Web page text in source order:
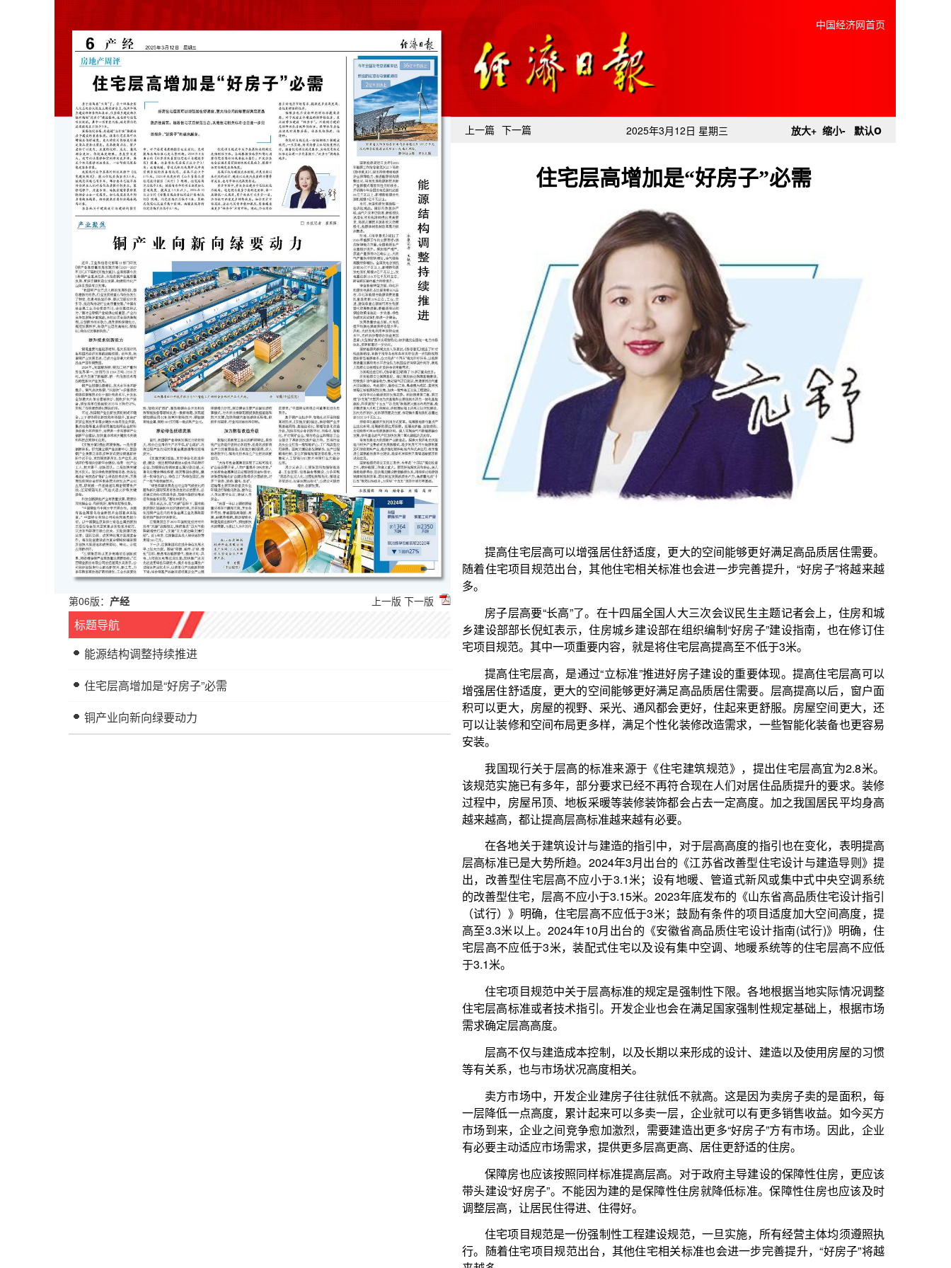
第06版： 产经 上一版 下一版
标题导航
能源结构调整持续推进
住宅层高增加是“好房子”必需
铜产业向新向绿要动力
中国经济网首页
上一篇 下一篇 2025年3月12日 星期三 放大+ 缩小- 默认o
住宅层高增加是“好房子”必需
提高住宅层高可以增强居住舒适度，更大的空间能够更好满足高品质居住需要。
随着住宅项目规范出台，其他住宅相关标准也会进一步完善提升，“好房子”将越来越
多。
房子层高要“长高”了。在十四届全国人大三次会议民生主题记者会上，住房和城
乡建设部部长倪虹表示，住房城乡建设部在组织编制“好房子”建设指南，也在修订住
宅项目规范。其中一项重要内容，就是将住宅层高提高至不低于3米。
提高住宅层高，是通过“立标准”推进好房子建设的重要体现。提高住宅层高可以
增强居住舒适度，更大的空间能够更好满足高品质居住需要。层高提高以后，窗户面
积可以更大，房屋的视野、采光、通风都会更好，住起来更舒服。房屋空间更大，还
可以让装修和空间布局更多样，满足个性化装修改造需求，一些智能化装备也更容易
我国现行关于层高的标准来源于《住宅建筑规范》，提出住宅层高宜为2.8米。
该规范实施已有多年，部分要求已经不再符合现在人们对居住品质提升的要求。装修
过程中，房屋吊顶、地板采暖等装修装饰都会占去一定高度。加之我国居民平均身高
越来越高，都让提高层高标准越来越有必要。
在各地关于建筑设计与建造的指引中，对于层高高度的指引也在变化，表明提高
层高标准已是大势所趋。2024年3月出台的《江苏省改善型住宅设计与建造导则》提
出，改善型住宅层高不应小于3.1米；设有地暖、管道式新风或集中式中央空调系统
的改善型住宅，层高不应小于3.15米。2023年底发布的《山东省高品质住宅设计指引
（试行）》明确，住宅层高不应低于3米；鼓励有条件的项目适度加大空间高度，提
高至3.3米以上。2024年10月出台的《安徽省高品质住宅设计指南(试行)》明确，住
宅层高不应低于3米，装配式住宅以及设有集中空调、地暖系统等的住宅层高不应低
住宅项目规范中关于层高标准的规定是强制性下限。各地根据当地实际情况调整
住宅层高标准或者技术指引。开发企业也会在满足国家强制性规定基础上，根据市场
需求确定层高高度。
层高不仅与建造成本控制，以及长期以来形成的设计、建造以及使用房屋的习惯
等有关系，也与市场状况高度相关。
卖方市场中，开发企业建房子往往就低不就高。这是因为卖房子卖的是面积，每
一层降低一点高度，累计起来可以多卖一层，企业就可以有更多销售收益。如今买方
市场到来，企业之间竞争愈加激烈，需要建造出更多“好房子”方有市场。因此，企业
有必要主动适应市场需求，提供更多层高更高、居住更舒适的住房。
保障房也应该按照同样标准提高层高。对于政府主导建设的保障性住房，更应该
带头建设“好房子”。不能因为建的是保障性住房就降低标准。保障性住房也应该及时
调整层高，让居民住得进、住得好。
住宅项目规范是一份强制性工程建设规范，一旦实施，所有经营主体均须遵照执
行。随着住宅项目规范出台，其他住宅相关标准也会进一步完善提升，“好房子”将越